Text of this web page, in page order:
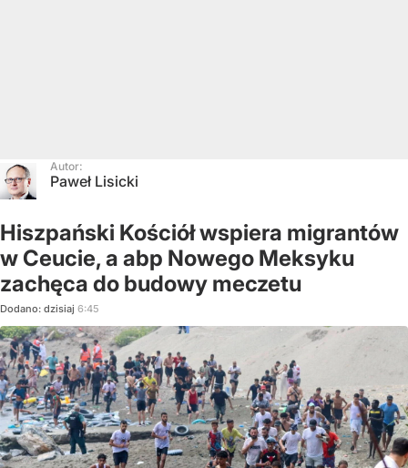
Autor:
Paweł Lisicki
Hiszpański Kościół wspiera migrantów
w Ceucie, a abp Nowego Meksyku
zachęca do budowy meczetu
Dodano: dzisiaj 6:45